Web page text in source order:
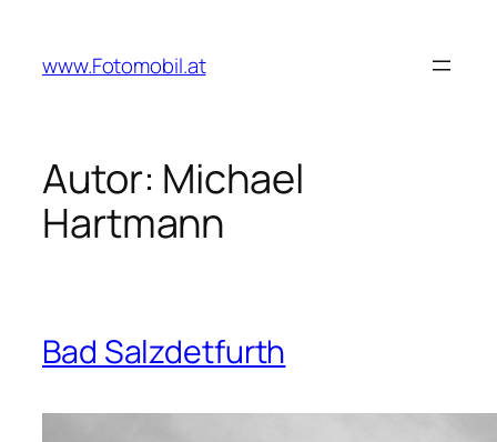
springen
www.Fotomobil.at
Autor: Michael
Hartmann
Bad Salzdetfurth